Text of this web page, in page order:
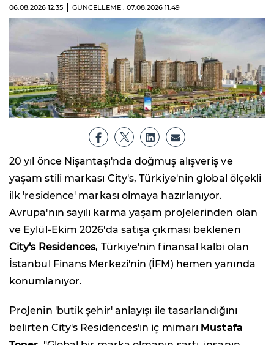
06.08.2026 12:35 GÜNCELLEME : 07.08.2026 11:49
20 yıl önce Nişantaşı'nda doğmuş alışveriş ve
yaşam stili markası City's, Türkiye'nin global ölçekli
ilk 'residence' markası olmaya hazırlanıyor.
Avrupa'nın sayılı karma yaşam projelerinden olan
ve Eylül-Ekim 2026'da satışa çıkması beklenen
City's Residences, Türkiye'nin finansal kalbi olan
İstanbul Finans Merkezi'nin (İFM) hemen yanında
konumlanıyor.
Projenin 'butik şehir' anlayışı ile tasarlandığını
belirten City's Residences'ın iç mimarı Mustafa